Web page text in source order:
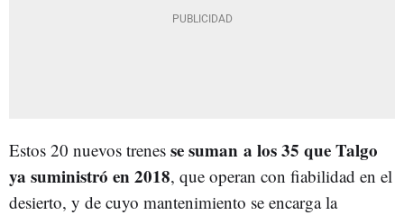
Estos 20 nuevos trenes se suman a los 35 que Talgo
ya suministró en 2018, que operan con fiabilidad en el
desierto, y de cuyo mantenimiento se encarga la